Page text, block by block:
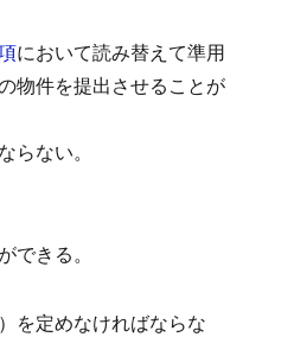
において読み替えて準用
物件を提出させることが
ない。
きる。
を定めなければならな